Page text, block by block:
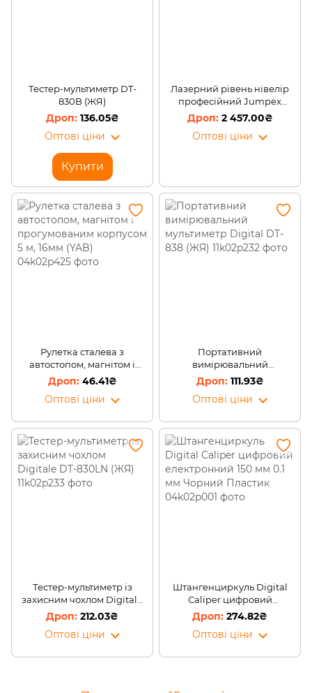
Тестер-мультиметр DT-
830B (ЖЯ)
136.05₴
Оптові ціни
Купити
Лазерний рівень нівелір
професійний Jumpex
синій 2369 (509)
2 457.00₴
Оптові ціни
Рулетка сталева з
автостопом, магнітом і
прогумованим корпусом 5
м, 16мм (YAB)
46.41₴
Оптові ціни
Портативний
вимірювальний
мультиметр Digital DT-838
111.93₴
Оптові ціни
Тестер-мультиметр із
захисним чохлом Digitale
DT-830LN (ЖЯ)
212.03₴
Оптові ціни
Штангенциркуль Digital
Caliper цифровий
електронний 150 мм 0.1 мм
Чорний Пластик
274.82₴
Оптові ціни